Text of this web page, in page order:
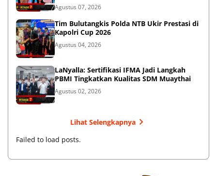
Agustus 07, 2026
Tim Bulutangkis Polda NTB Ukir Prestasi di
Kapolri Cup 2026
Agustus 04, 2026
LaNyalla: Sertifikasi IFMA Jadi Langkah
PBMI Tingkatkan Kualitas SDM Muaythai
Agustus 02, 2026
Lihat Selengkapnya
Failed to load posts.